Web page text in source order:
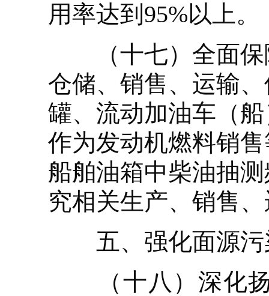
用率达到95%以上。
（十七）全面保
仓储、销售、运输
罐、流动加油车（
作为发动机燃料销
船舶油箱中柴油抽
究相关生产、销售
五、强化面源污
（十八）深化扬